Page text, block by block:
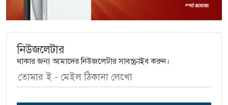
নিউজলেটার
থাকার জন্য আমাদের নিউজলেটার সাবস্ক্রাইব করুন।